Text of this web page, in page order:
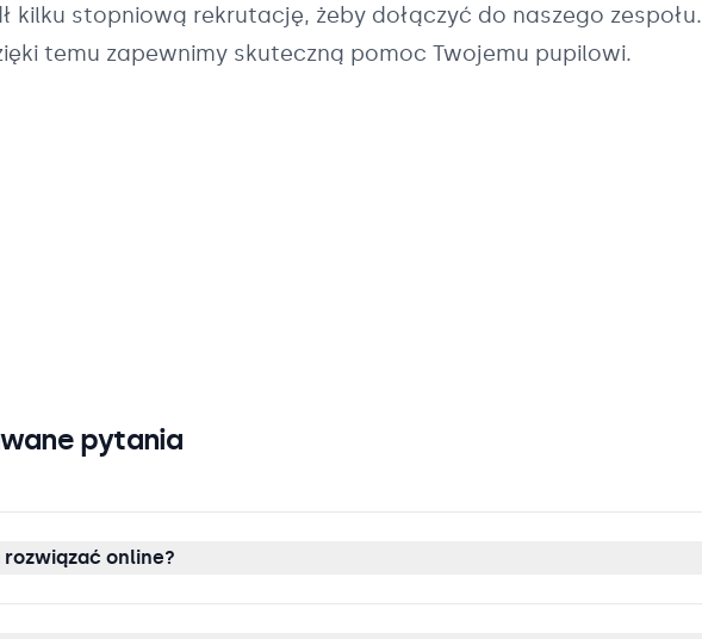
kilku stopniową rekrutację, żeby dołączyć do naszego zespołu.
temu zapewnimy skuteczną pomoc Twojemu pupilowi.
pytania
online?